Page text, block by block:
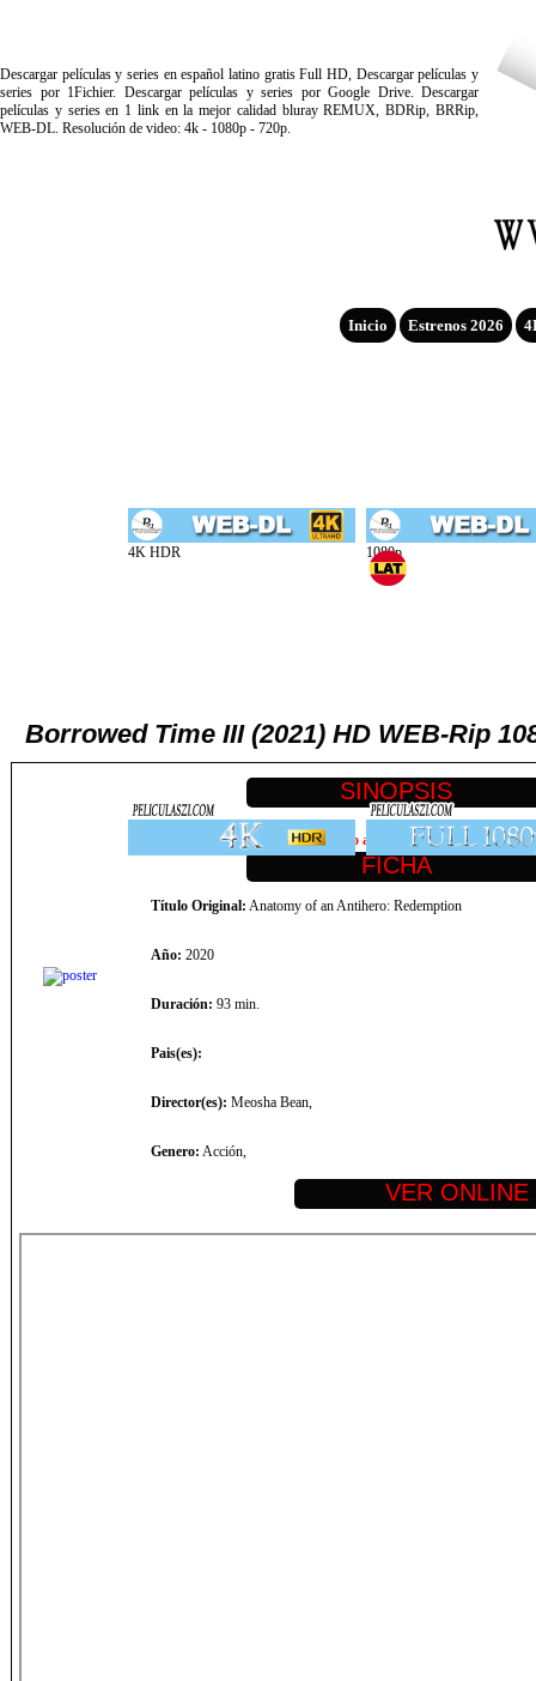
Descargar películas y series en español latino gratis Full HD, Descargar películas y
series por 1Fichier. Descargar películas y series por Google Drive. Descargar
películas y series en 1 link en la mejor calidad bluray REMUX, BDRip, BRRip,
WEB-DL. Resolución de video: 4k - 1080p - 720p.
Inicio Estrenos 2026
Borrowed Time III (2021) HD WEB-Rip
Lo más nuevo del séptimo arte para ver online o
Título Original: Anatomy of an Antihero: Redemption
Año: 2020
Duración: 93 min.
Pais(es):
Director(es): Meosha Bean,
Genero: Acción,